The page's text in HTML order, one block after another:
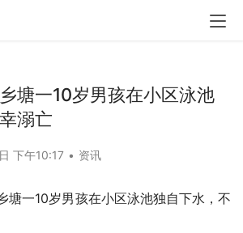
塘一10岁男孩在小区泳池
溺亡
下午10:17 • 资讯
塘一10岁男孩在小区泳池独自下水，不